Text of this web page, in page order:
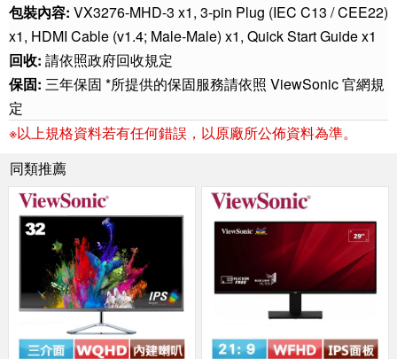
包裝內容: VX3276-MHD-3 x1, 3-pin Plug (IEC C13 / CEE22)
x1, HDMI Cable (v1.4; Male-Male) x1, Quick Start Guide x1
回收: 請依照政府回收規定
保固: 三年保固 *所提供的保固服務請依照 ViewSonic 官網規
定
※以上規格資料若有任何錯誤，以原廠所公佈資料為準。
同類推薦